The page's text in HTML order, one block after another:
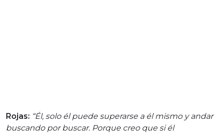
Rojas: “Él, solo él puede superarse a él mismo y andar
buscando por buscar. Porque creo que si él